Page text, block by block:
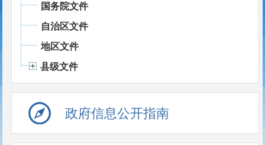
国务院文件
自治区文件
地区文件
县级文件
政府信息公开指南